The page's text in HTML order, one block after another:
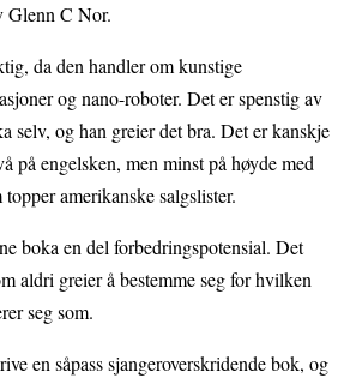
Glenn C Nor.
da den handler om kunstige
og nano-roboter. Det er spenstig av
selv, og han greier det bra. Det er kanskje
på engelsken, men minst på høyde med
amerikanske salgslister.
boka en del forbedringspotensial. Det
aldri greier å bestemme seg for hvilken
seg som.
en såpass sjangeroverskridende bok, og